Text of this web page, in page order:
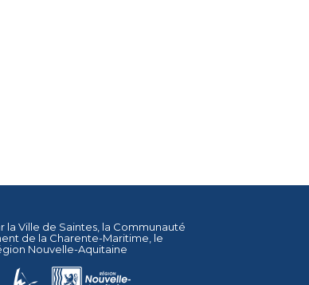
la Ville de Saintes , la Communauté
de la Charente-Maritime , le
Nouvelle-Aquitaine